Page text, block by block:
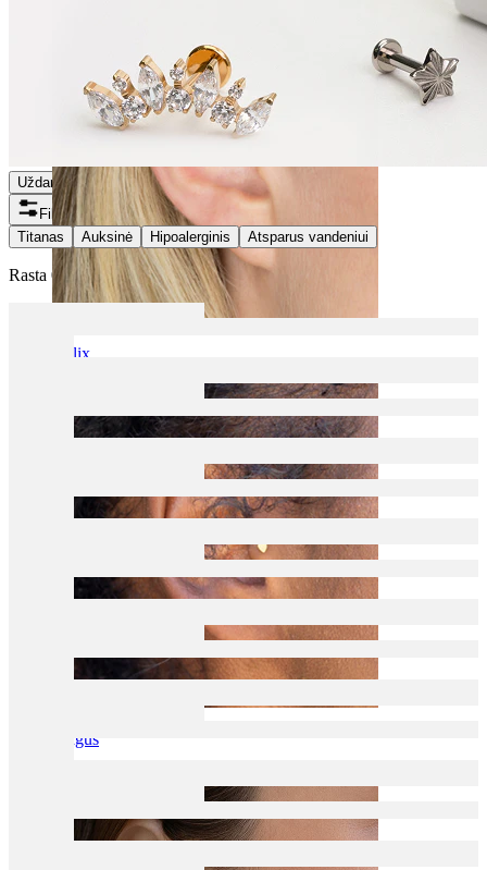
Helix
Tragus
Uždaryti
Filtrai
Titanas
Auksinė Hipoalerginis Atsparus vandeniui
Rasta 0 prekių